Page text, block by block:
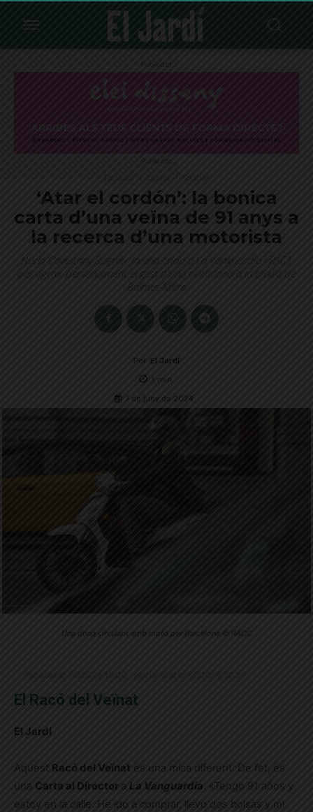
Publicitat
Publicitat
‘Atar el cordón’: la bonica
carta d’una veïna de 91 anys a
la recerca d’una motorista
Nuria Cavestany Sagnier fa una crida a La Vanguardia i RAC1
per agrair personalment el gest d'una ciutadana a la cruïlla de
Balmes-Mitre
Per El Jardí
1 min.
7 de juny de 2024
Una dona circulant amb moto per Barcelona © RACC
El Racó del Veïnat
El Jardí
Aquest Racó del Veïnat és una mica diferent. De fet, és
una Carta al Director a La Vanguardia. «Tengo 91 años y
estoy en la calle. He ido a comprar, llevo dos bolsas y mi